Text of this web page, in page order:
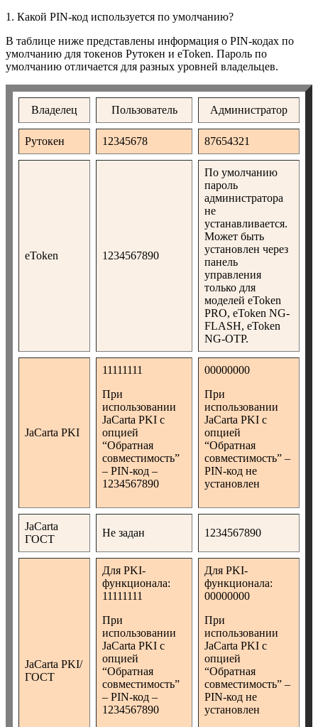
1. Какой PIN-код используется по умолчанию?
В таблице ниже представлены информация о PIN-кодах по
умолчанию для токенов Рутокен и eToken. Пароль по
умолчанию отличается для разных уровней владельцев.
Владелец Пользователь Администратор
Рутокен 12345678 87654321
eToken 1234567890
По умолчанию
пароль
администратора
не
устанавливается.
Может быть
установлен через
панель
управления
только для
моделей eToken
PRO, eToken NG-
FLASH, eToken
NG-OTP.
JaCarta PKI
11111111
При
использовании
JaCarta PKI с
опцией
“Обратная
совместимость”
– PIN-код –
1234567890
00000000
При
использовании
JaCarta PKI с
опцией
“Обратная
совместимость” –
PIN-код не
установлен
JaCarta
ГОСТ
Не задан 1234567890
JaCarta PKI/
ГОСТ
Для PKI-
функционала:
11111111
При
использовании
JaCarta PKI с
опцией
“Обратная
совместимость”
– PIN-код –
1234567890
Для PKI-
функционала:
00000000
При
использовании
JaCarta PKI с
опцией
“Обратная
совместимость” –
PIN-код не
установлен